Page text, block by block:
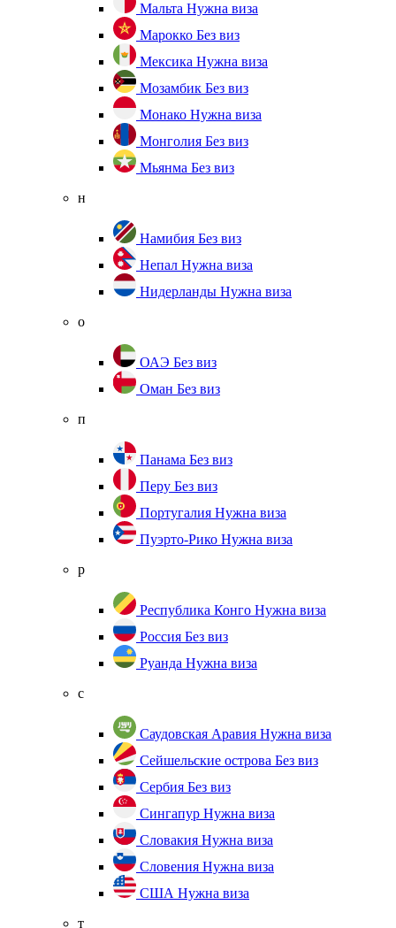
Мальта Нужна виза
Марокко Без виз
Мексика Нужна виза
Мозамбик Без виз
Монако Нужна виза
Монголия Без виз
Мьянма Без виз
н
Намибия Без виз
Непал Нужна виза
Нидерланды Нужна виза
о
ОАЭ Без виз
Оман Без виз
п
Панама Без виз
Перу Без виз
Португалия Нужна виза
Пуэрто-Рико Нужна виза
р
Республика Конго Нужна виза
Россия Без виз
Руанда Нужна виза
с
Саудовская Аравия Нужна виза
Сейшельские острова Без виз
Сербия Без виз
Сингапур Нужна виза
Словакия Нужна виза
Словения Нужна виза
США Нужна виза
т